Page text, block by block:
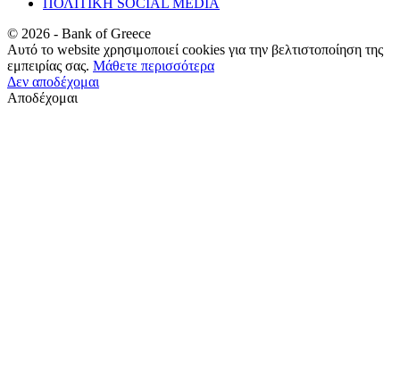
© 2026 - Bank of Greece
Αυτό το website χρησιμοποιεί cookies για την βελτιστοποίηση της
εμπειρίας σας. Μάθετε περισσότερα
Δεν αποδέχομαι
Αποδέχομαι